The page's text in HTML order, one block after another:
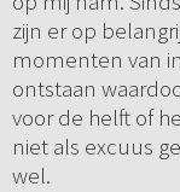
zijn er op
momenten van
ontstaan
voor de helft of
niet als excuus
wel.